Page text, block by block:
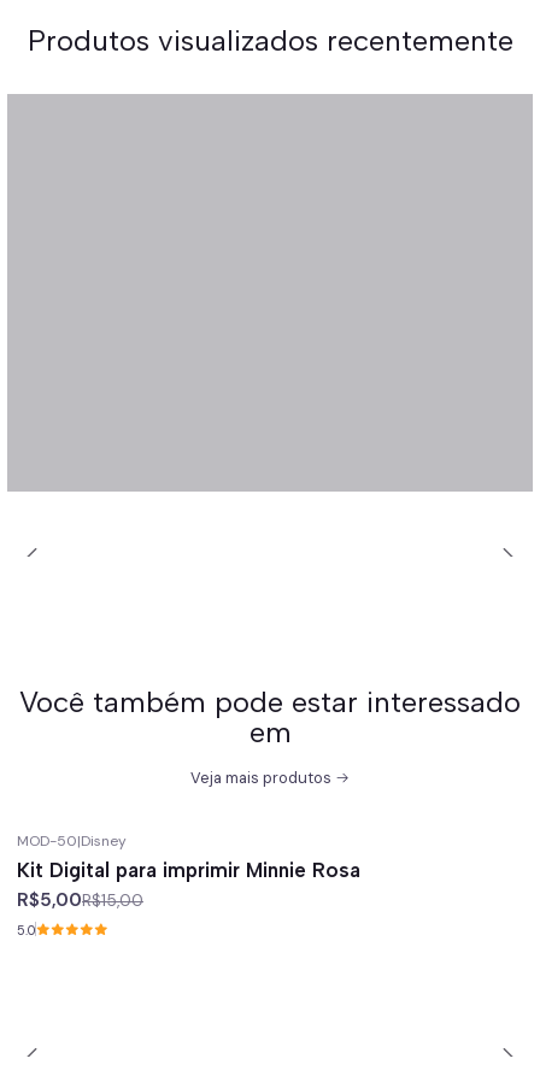
Produtos visualizados recentemente
Você também pode estar interessado
em
Veja mais produtos
MOD-50|Disney
Kit Digital para imprimir Minnie Rosa
R$5,00R$15,00
5.0